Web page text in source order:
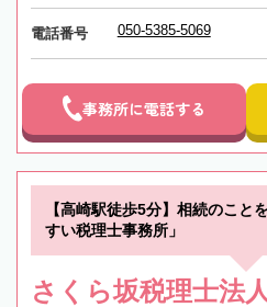
電話番号 050-5385-5069
事務所に電話する
【高崎駅徒歩5分】相続のこと
すい税理士事務所」
さくら坂税理士法